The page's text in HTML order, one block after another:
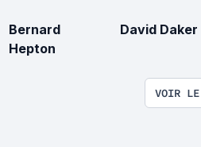
Bernard
Hepton
David Daker
VOIR LE